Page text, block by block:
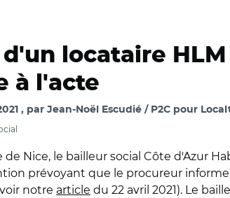
d'un locataire
à l'acte
par Jean-Noël Escudié / P2C pour
de Nice, le bailleur social Côte d'Azur
prévoyant que le procureur
notre article du 22 avril 2021). Le